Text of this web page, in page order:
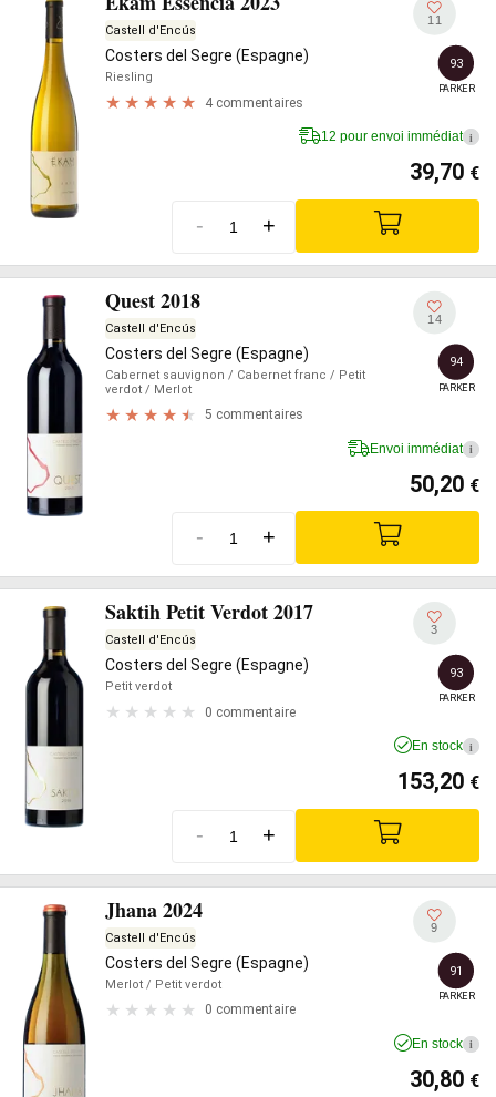
Castell d'Encús
Costers del Segre (Espagne)
Riesling
4 commentaires
11
93
PARKER
12 pour envoi immédiat i
39,70 €
- +
Quest 2018
Castell d'Encús
Costers del Segre (Espagne)
Cabernet sauvignon / Cabernet franc / Petit
verdot / Merlot
5 commentaires
14
94
PARKER
Envoi immédiat i
50,20 €
- +
Saktih Petit Verdot 2017
Castell d'Encús
Costers del Segre (Espagne)
Petit verdot
0 commentaire
3
93
PARKER
En stock i
153,20 €
- +
Jhana 2024
Castell d'Encús
Costers del Segre (Espagne)
Merlot / Petit verdot
0 commentaire
9
91
PARKER
En stock i
30,80 €